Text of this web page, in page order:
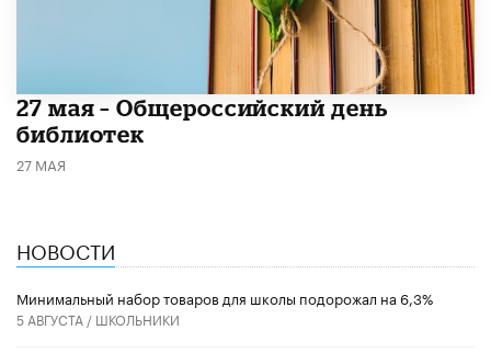
​27 мая – Общероссийский день
библиотек
27 МАЯ
НОВОСТИ
Минимальный набор товаров для школы подорожал на 6,3%
5 АВГУСТА / ШКОЛЬНИКИ